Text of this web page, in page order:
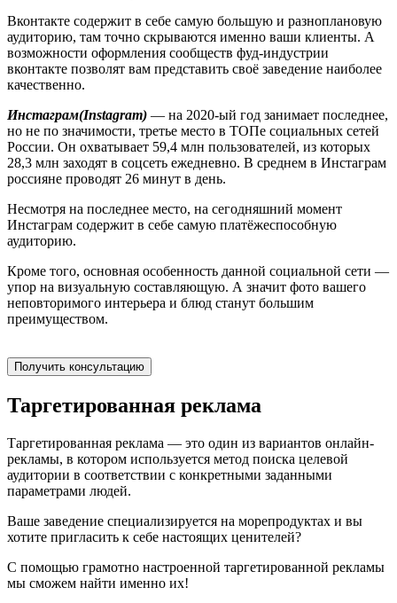
Вконтакте содержит в себе самую большую и разноплановую
аудиторию, там точно скрываются именно ваши клиенты. А
возможности оформления сообществ фуд-индустрии
вконтакте позволят вам представить своё заведение наиболее
качественно.
Инстаграм(Instagram) — на 2020-ый год занимает последнее,
но не по значимости, третье место в ТОПе социальных сетей
России. Он охватывает 59,4 млн пользователей, из которых
28,3 млн заходят в соцсеть ежедневно. В среднем в Инстаграм
россияне проводят 26 минут в день.
Несмотря на последнее место, на сегодняшний момент
Инстаграм содержит в себе самую платёжеспособную
аудиторию.
Кроме того, основная особенность данной социальной сети —
упор на визуальную составляющую. А значит фото вашего
неповторимого интерьера и блюд станут большим
преимуществом.
Получить консультацию
Таргетированная реклама
Таргетированная реклама — это один из вариантов онлайн-
рекламы, в котором используется метод поиска целевой
аудитории в соответствии с конкретными заданными
параметрами людей.
Ваше заведение специализируется на морепродуктах и вы
хотите пригласить к себе настоящих ценителей?
С помощью грамотно настроенной таргетированной рекламы
мы сможем найти именно их!